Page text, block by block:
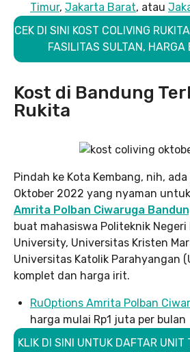
Timur, Jakarta Barat, atau
CEK DI SINI KOST COLIVING
FASILITAS SULTAN, HARGA
Kost di Bandung
Rukita
Pindah ke Kota Kembang, nih,
Oktober 2022 yang nyaman
Amrita Polban Ciwaruga
buat mahasiswa Politeknik Negeri
University, Universitas Kristen
Universitas Katolik Parahyangan
komplet dan harga irit.
RuOptions Amrita Polban
harga mulai Rp1 juta per bulan
KLIK DI SINI UNTUK DAFTAR UNIT